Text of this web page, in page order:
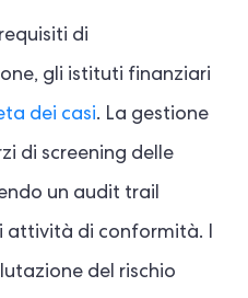
di
gli istituti finanziari
dei casi. La gestione
di screening delle
un audit trail
attività di conformità. I
del rischio